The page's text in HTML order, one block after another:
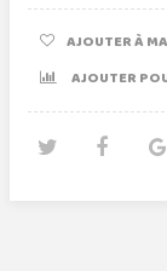
AJOUTER À
AJOUTER